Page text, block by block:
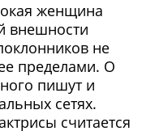
женщина
внешности
не
пределами. О
пишут и
сетях.
считается